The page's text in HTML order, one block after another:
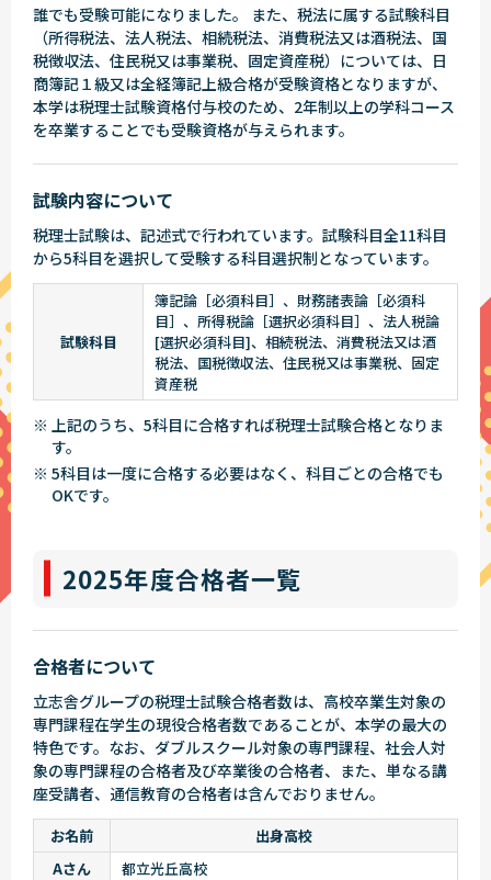
誰でも受験可能になりました。 また、税法に属する試験科目
（所得税法、法人税法、相続税法、消費税法又は酒税法、国
税徴収法、住民税又は事業税、固定資産税）については、日
商簿記１級又は全経簿記上級合格が受験資格となりますが、
本学は税理士試験資格付与校のため、2年制以上の学科コース
を卒業することでも受験資格が与えられます。
試験内容について
税理士試験は、記述式で行われています。試験科目全11科目
から5科目を選択して受験する科目選択制となっています。
試験科目
簿記論［必須科目］、財務諸表論［必須科
目］、所得税論［選択必須科目］、法人税論
[選択必須科目]、相続税法、消費税法又は酒
税法、国税徴収法、住民税又は事業税、固定
資産税
※ 上記のうち、5科目に合格すれば税理士試験合格となりま
す。
※ 5科目は一度に合格する必要はなく、科目ごとの合格でも
OKです。
2025年度合格者一覧
合格者について
立志舎グループの税理士試験合格者数は、高校卒業生対象の
専門課程在学生の現役合格者数であることが、本学の最大の
特色です。なお、ダブルスクール対象の専門課程、社会人対
象の専門課程の合格者及び卒業後の合格者、また、単なる講
座受講者、通信教育の合格者は含んでおりません。
お名前
出身高校
Aさん
都立光丘高校